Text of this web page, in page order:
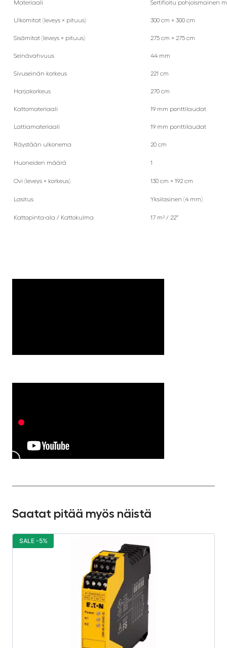
Materiaali Sertifioitu pohjoismainen
Ulkomitat (leveys × pituus) 300 cm × 300 cm
Sisämitat (leveys × pituus) 275 cm × 275 cm
Seinävahvuus 44 mm
Sivuseinän korkeus 221 cm
Harjakorkeus 270 cm
Kattomateriaali 19 mm ponttilaudat
Lattiamateriaali 19 mm ponttilaudat
Räystään ulkonema 20 cm
Huoneiden määrä 1
Ovi (leveys × korkeus) 130 cm × 192 cm
Lasitus Yksilasinen (4 mm)
Kattopinta-ala / Kattokulma 17 m² / 22°
Saatat pitää myös näistä
SALE -5%